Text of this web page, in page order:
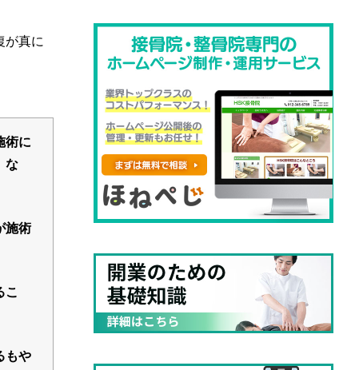
が真に
術に
な
施術
もや